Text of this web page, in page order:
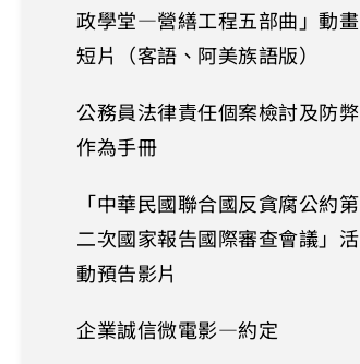
政學堂—營繕工程五部曲」動畫
短片（客語、阿美族語版）
公務員法律責任個案檢討及防弊
作為手冊
「中華民國聯合國反貪腐公約第
二次國家報告國際審查會議」活
動預告影片
企業誠信微電影—約定